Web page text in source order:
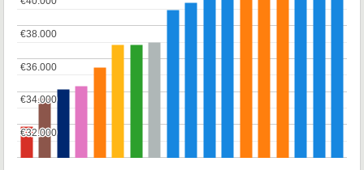
€32.000
€32.000
€34.000
€34.000
€36.000
€36.000
€38.000
€38.000